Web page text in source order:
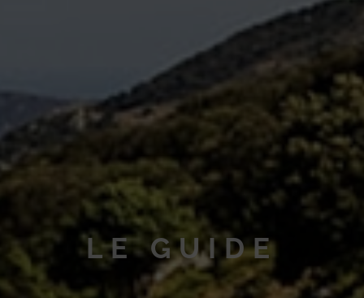
LE GUIDE